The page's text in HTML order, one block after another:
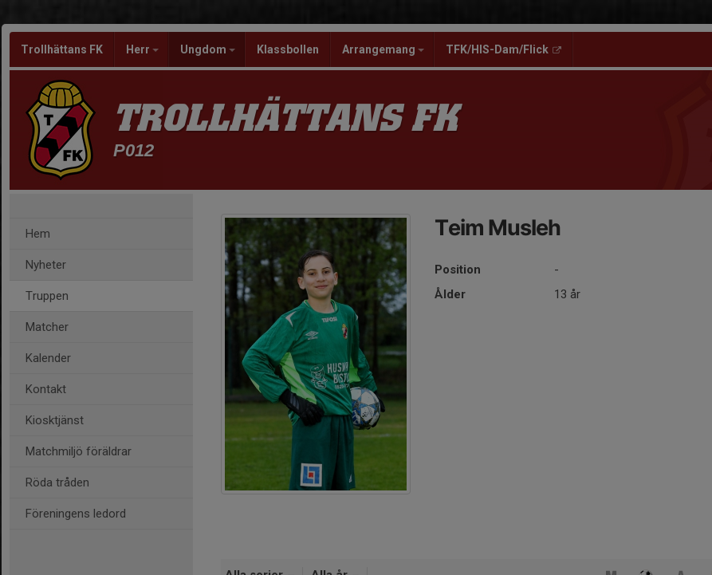
Trollhättans FK Herr Ungdom Klassbollen Arrangemang TFK/HIS-Dam/Flick
TROLLHÄTTANS FK
P012
Hem
Nyheter
Truppen
Matcher
Kalender
Kontakt
Kiosktjänst
Matchmiljö föräldrar
Röda tråden
Föreningens ledord
Teim Musleh
Position
-
Ålder
13 år